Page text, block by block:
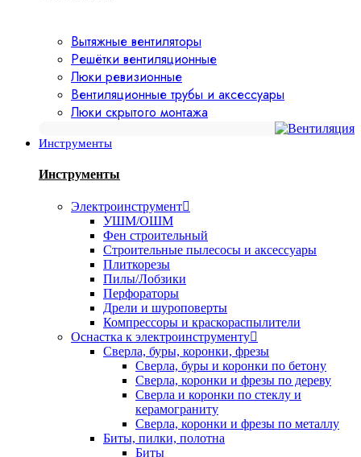
Вытяжные вентиляторы
Решётки вентиляционные
Люки ревизионные
Вентиляционные трубы и аксессуары
Люки скрытого монтажа
Инструменты
Инструменты
Электроинструмент
УШМ/ОШМ
Фен строительный
Строительные пылесосы и аксессуары
Плиткорезы
Пилы/Лобзики
Перфораторы
Дрели и шуроповерты
Компрессоры и краскораспылители
Оснастка к электроинструменту
Сверла, буры, коронки, фрезы
Сверла, буры и коронки по бетону
Сверла, коронки и фрезы по дереву
Сверла и коронки по стеклу и
керамограниту
Сверла, коронки и фрезы по металлу
Биты, пилки, полотна
Биты